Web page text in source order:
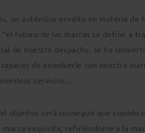
un auténtico erudito en materia de
futuro de las marcas se define a
de nuestro despacho, se ha
de envolverle con nuestra
servicios…
objetivo será conseguir que cuando
marca exquisita, refiriéndome a la